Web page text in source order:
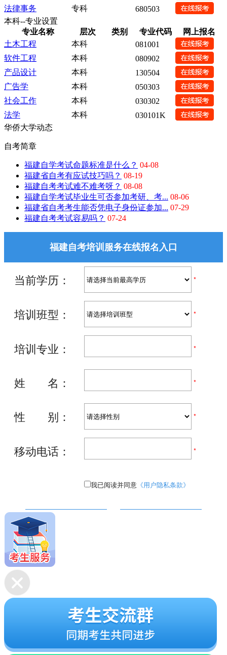
法律事务
专科
680503
本科--专业设置
专业名称
层次 类别 专业代码
网上报名
土木工程
本科
081001
软件工程
本科
080902
产品设计
本科
130504
广告学
本科
050303
社会工作
本科
030302
法学
本科
030101K
华侨大学动态
自考简章
福建自学考试命题标准是什么？ 04-08
福建省自考有应试技巧吗？ 08-19
福建自考考试难不难考呀？ 08-08
福建自学考试毕业生可否参加考研、考... 08-06
福建省自考考生能否凭电子身份证参加... 07-29
福建自考考试容易吗？ 07-24
福建自考培训服务在线报名入口